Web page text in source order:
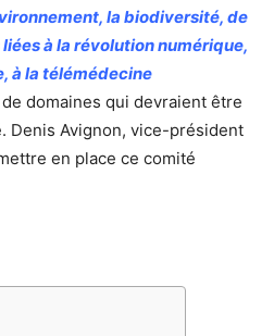
la biodiversité, de
à la révolution numérique,
à la télémédecine
domaines qui devraient être
Denis Avignon, vice-président
en place ce comité